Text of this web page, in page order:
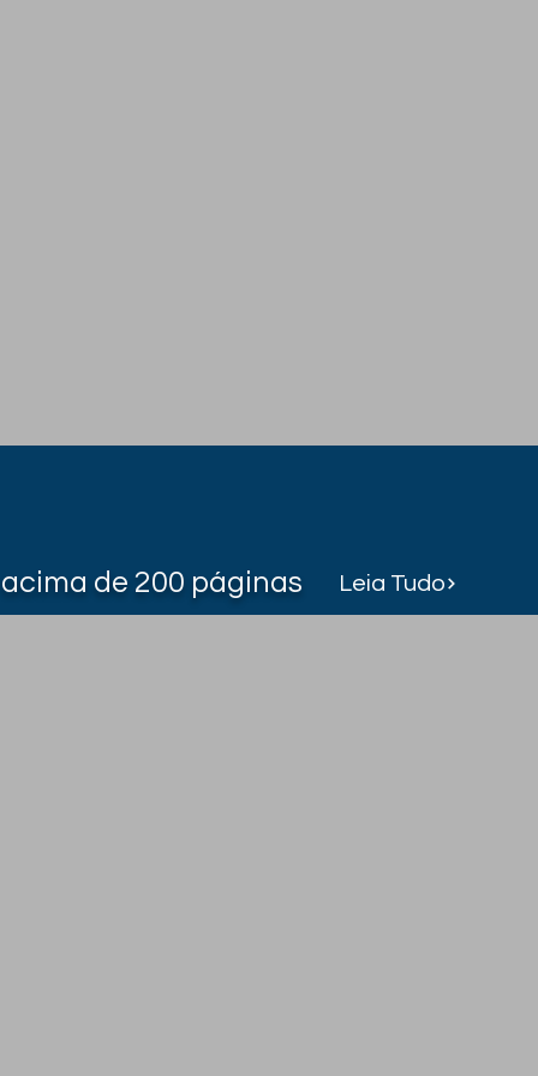
acima de 200 páginas Leia Tudo